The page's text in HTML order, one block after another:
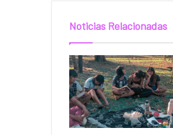
Noticias Relacionadas